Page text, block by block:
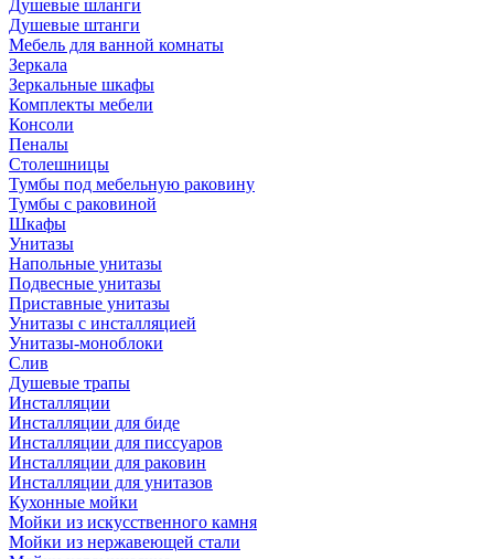
Душевые шланги
Душевые штанги
Мебель для ванной комнаты
Зеркала
Зеркальные шкафы
Комплекты мебели
Консоли
Пеналы
Столешницы
Тумбы под мебельную раковину
Тумбы с раковиной
Шкафы
Унитазы
Напольные унитазы
Подвесные унитазы
Приставные унитазы
Унитазы с инсталляцией
Унитазы-моноблоки
Слив
Душевые трапы
Инсталляции
Инсталляции для биде
Инсталляции для писсуаров
Инсталляции для раковин
Инсталляции для унитазов
Кухонные мойки
Мойки из искусственного камня
Мойки из нержавеющей стали